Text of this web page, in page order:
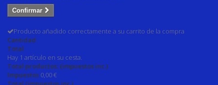
Confirmar
Producto añadido correctamente a su carrito de la compra
Cantidad
Total
Hay 1 artículo en su cesta.
Total productos: (impuestos inc.)
Impuestos 0,00 €